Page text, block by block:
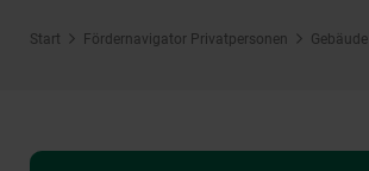
Start Fördernavigator Privatpersonen Gebäude